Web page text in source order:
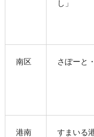
し」
南区 さぽーと
港南
すまいる